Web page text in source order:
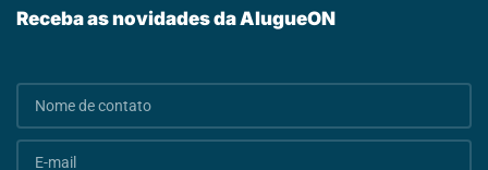
Receba as novidades da AlugueON